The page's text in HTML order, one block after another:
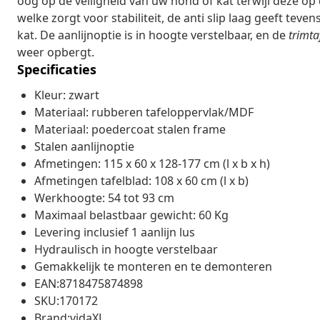
welke zorgt voor stabiliteit, de anti slip laag geeft
kat. De aanlijnoptie is in hoogte verstelbaar, en de
weer opbergt.
Specificaties
Kleur: zwart
Materiaal: rubberen tafeloppervlak/MDF
Materiaal: poedercoat stalen frame
Stalen aanlijnoptie
Afmetingen: 115 x 60 x 128-177 cm (l x b x h)
Afmetingen tafelblad: 108 x 60 cm (l x b)
Werkhoogte: 54 tot 93 cm
Maximaal belastbaar gewicht: 60 Kg
Levering inclusief 1 aanlijn lus
Hydraulisch in hoogte verstelbaar
Gemakkelijk te monteren en te demonteren
EAN:8718475874898
SKU:170172